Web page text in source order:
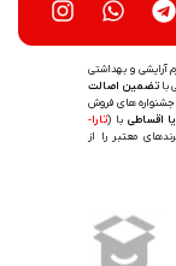
آرایشی و بهداشتی
باتضمین اصالت
جشنواره های فروش
اقساطی با (تارا-
معتبر را از